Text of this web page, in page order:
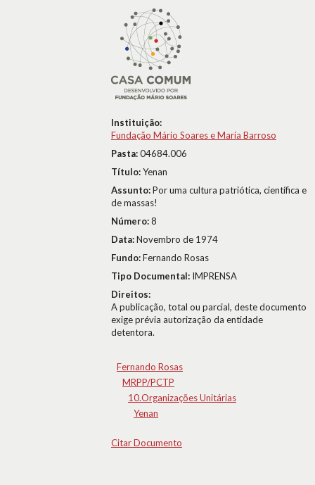
Instituição:
Fundação Mário Soares e Maria Barroso
Pasta:04684.006
Título:Yenan
Assunto:Por uma cultura patriótica, científica e
de massas!
Número:8
Data:Novembro de 1974
Fundo:Fernando Rosas
Tipo Documental: IMPRENSA
Direitos:
A publicação, total ou parcial, deste documento
exige prévia autorização da entidade
detentora.
Fernando Rosas
MRPP/PCTP
10.Organizações Unitárias
Yenan
Citar Documento